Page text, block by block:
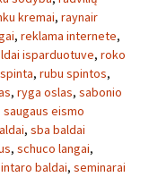
kremai, raynair
, reklama internete,
isparduotuve, roko
, rubu spintos,
, ryga oslas, sabonio
saugaus eismo
, sba baldai
, schuco langai,
baldai, seminarai